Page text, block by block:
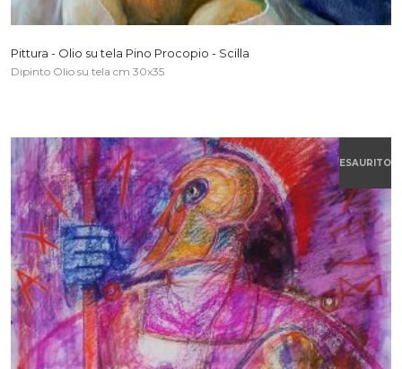
Pittura - Olio su tela Pino Procopio - Scilla
Dipinto Olio su tela cm 30x35
ESAURITO